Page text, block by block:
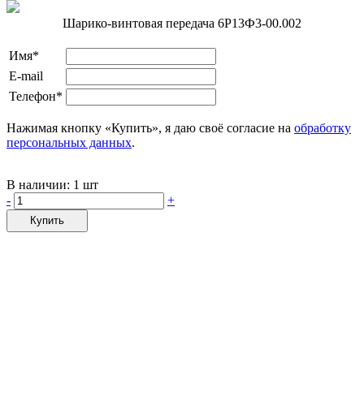
Шарико-винтовая передача 6Р13Ф3-00.002
Имя*
E-mail
Телефон*
Нажимая кнопку «Купить», я даю своё согласие на обработку
персональных данных.
В наличии: 1 шт
-
+
Купить